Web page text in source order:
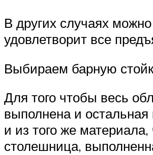
В других случаях
удовлетворит все
Выбираем барную
Для того чтобы весь
выполнена и
и из того же
столешница,